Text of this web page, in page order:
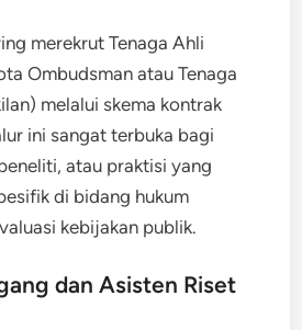
merekrut Tenaga Ahli
Ombudsman atau Tenaga
melalui skema kontrak
ini sangat terbuka bagi
atau praktisi yang
di bidang hukum
kebijakan publik.
dan Asisten Riset